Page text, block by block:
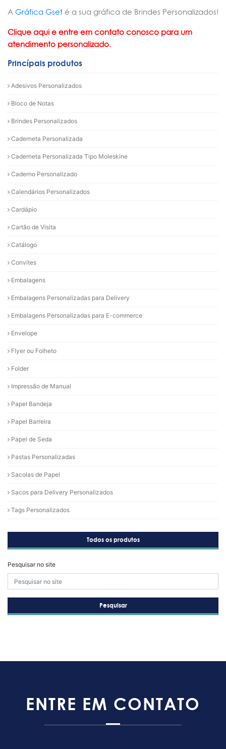
A Gráfica Gset é a sua gráfica de Brindes Personalizados!
Clique aqui e entre em contato conosco para um
atendimento personalizado.
Princípais produtos
Adesivos Personalizados
Bloco de Notas
Brindes Personalizados
Caderneta Personalizada
Caderneta Personalizada Tipo Moleskine
Caderno Personalizado
Calendários Personalizados
Cardápio
Cartão de Visita
Catálogo
Convites
Embalagens
Embalagens Personalizadas para Delivery
Embalagens Personalizadas para E-commerce
Envelope
Flyer ou Folheto
Folder
Impressão de Manual
Papel Bandeja
Papel Barreira
Papel de Seda
Pastas Personalizadas
Sacolas de Papel
Sacos para Delivery Personalizados
Tags Personalizados
Todos os produtos
Pesquisar no site
Pesquisar
ENTRE EM CONTATO